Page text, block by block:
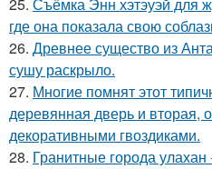
25. Съёмка Энн хэтэуэй для
где она показала свою
26. Древнее существо из
сушу раскрыло.
27. Многие помнят этот
деревянная дверь и вторая,
декоративными гвоздиками.
28. Гранитные города улахан